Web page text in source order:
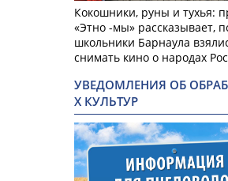
Кокошники, руны и тухья:
«Этно -мы» рассказывает,
школьники Барнаула
снимать кино о народах
УВЕДОМЛЕНИЯ ОБ
Х КУЛЬТУР